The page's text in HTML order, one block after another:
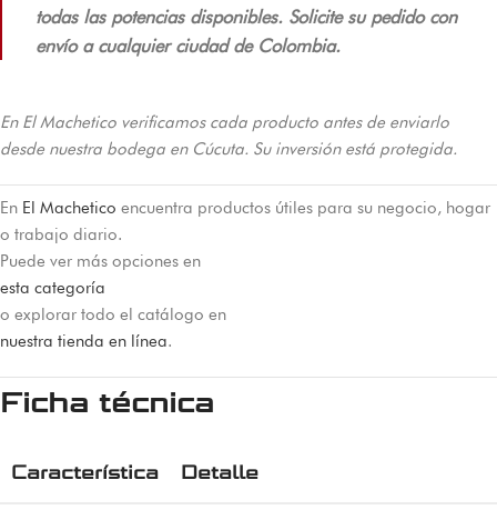
todas las potencias disponibles. Solicite su pedido con
envío a cualquier ciudad de Colombia.
En El Machetico verificamos cada producto antes de enviarlo
desde nuestra bodega en Cúcuta. Su inversión está protegida.
En El Machetico encuentra productos útiles para su negocio, hogar
o trabajo diario.
Puede ver más opciones en
esta categoría
o explorar todo el catálogo en
nuestra tienda en línea.
Ficha técnica
Característica Detalle